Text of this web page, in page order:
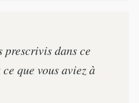
prescrivis dans ce
que vous aviez à